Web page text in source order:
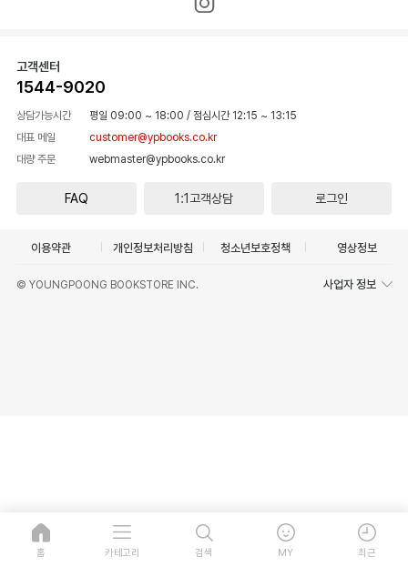
고객센터
1544-9020
상담가능시간 평일 09:00 ~ 18:00 / 점심시간 12:15 ~ 13:15
대표 메일
customer@ypbooks.co.kr
대량 주문
webmaster@ypbooks.co.kr
FAQ 1:1고객상담 로그인
이용약관 개인정보처리방침 청소년보호정책 영상정보
© YOUNGPOONG BOOKSTORE INC. 사업자 정보
홈 카테고리 검색 MY 최근